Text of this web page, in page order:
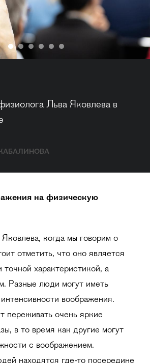
Льва Яковлева в
на физическую
Яковлева, когда мы говорим о
отметить, что оно является
точной характеристикой, а
Разные люди могут иметь
воображения.
переживать очень яркие
в то время как другие могут
с воображением.
находятся где-то посередине